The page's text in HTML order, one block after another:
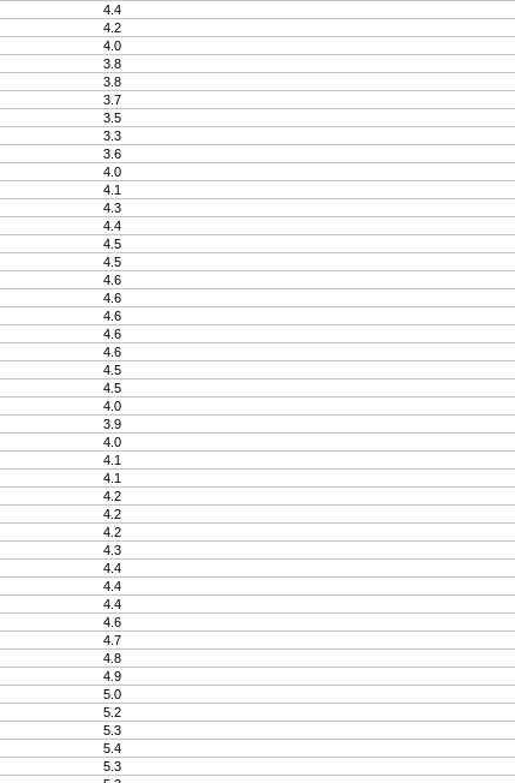
4.4
4.2
4.0
3.8
3.8
3.7
3.5
3.3
3.6
4.0
4.1
4.3
4.4
4.5
4.5
4.6
4.6
4.6
4.6
4.6
4.5
4.5
4.0
3.9
4.0
4.1
4.1
4.2
4.2
4.2
4.3
4.4
4.4
4.4
4.6
4.7
4.8
4.9
5.0
5.2
5.3
5.4
5.3